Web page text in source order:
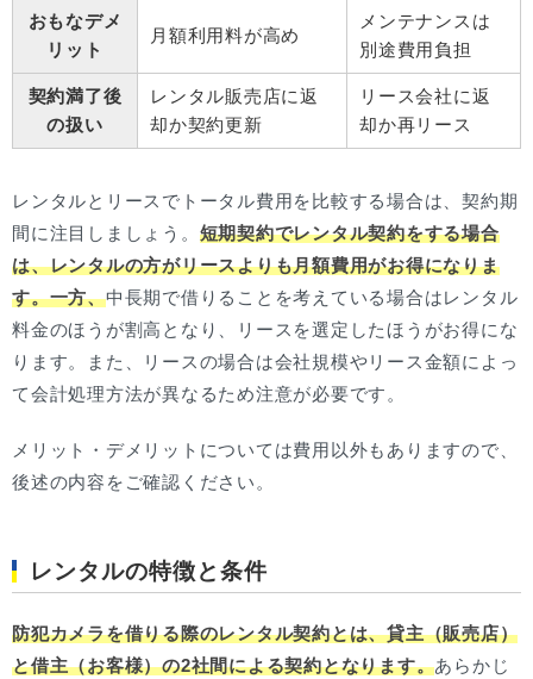
おもなデメ
リット
月額利用料が高め
メンテナンスは
別途費用負担
契約満了後
の扱い
レンタル販売店に返
却か契約更新
リース会社に返
却か再リース
レンタルとリースでトータル費用を比較する場合は、契約期
間に注目しましょう。 短期契約でレンタル契約をする場合
は、レンタルの方がリースよりも月額費用がお得になりま
す。一方、中長期で借りることを考えている場合はレンタル
料金のほうが割高となり、リースを選定したほうがお得にな
ります。また、リースの場合は会社規模やリース金額によっ
て会計処理方法が異なるため注意が必要です。
メリット・デメリットについては費用以外もありますので、
後述の内容をご確認ください。
レンタルの特徴と条件
防犯カメラを借りる際のレンタル契約とは、貸主（販売店）
と借主（お客様）の2社間による契約となります。あらかじ